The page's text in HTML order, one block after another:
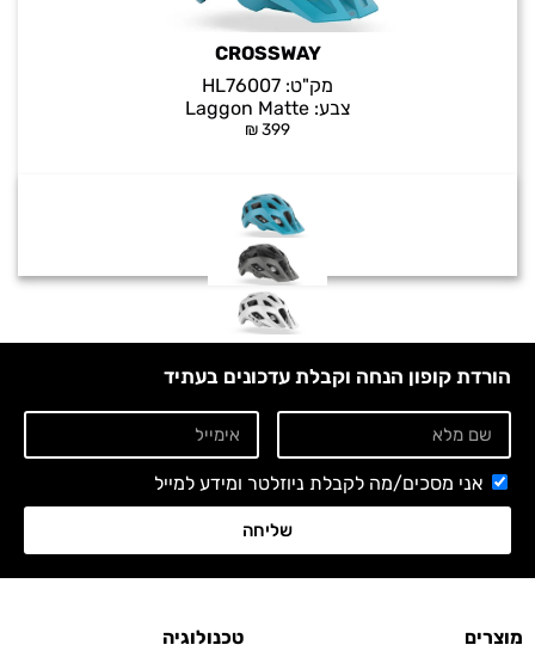
CROSSWAY
מק"ט: HL76007
צבע:Laggon Matte
₪399
הורדת קופון הנחה וקבלת עדכונים בעתיד
אני מסכים/מה לקבלת ניוזלטר ומידע למייל
שליחה
מוצרים
טכנולוגיה